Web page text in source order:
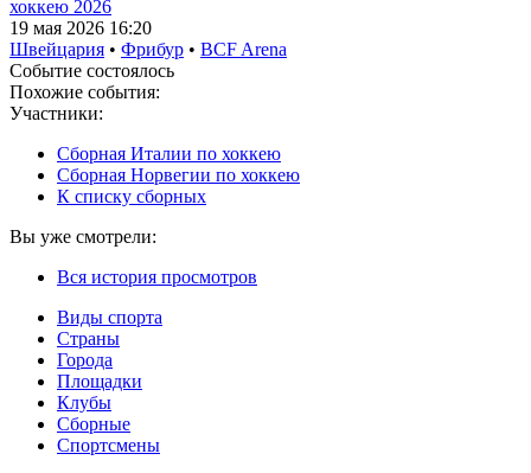
хоккею 2026
19 мая 2026 16:20
Швейцария • Фрибур • BCF Arena
Событие состоялось
Похожие события:
Участники:
Сборная Италии по хоккею
Сборная Норвегии по хоккею
К списку сборных
Вы уже смотрели:
Вся история просмотров
Виды спорта
Страны
Города
Площадки
Клубы
Сборные
Спортсмены